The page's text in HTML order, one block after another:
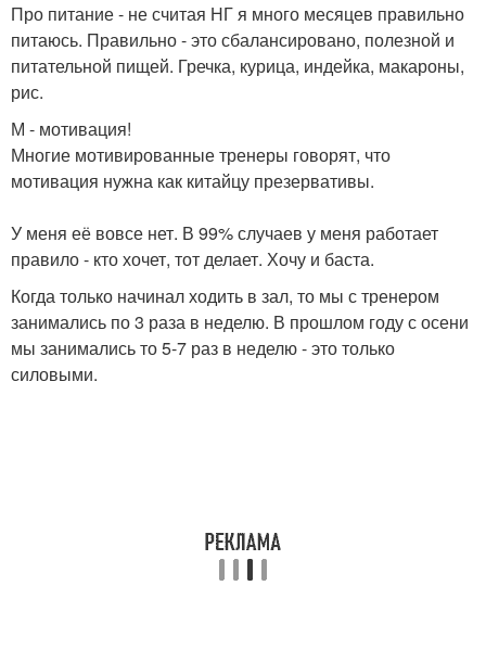
Про питание - не считая НГ я много месяцев правильно
питаюсь. Правильно - это сбалансировано, полезной и
питательной пищей. Гречка, курица, индейка, макароны,
рис.
М - мотивация!
Многие мотивированные тренеры говорят, что
мотивация нужна как китайцу презервативы.
У меня её вовсе нет. В 99% случаев у меня работает
правило - кто хочет, тот делает. Хочу и баста.
Когда только начинал ходить в зал, то мы с тренером
занимались по 3 раза в неделю. В прошлом году с осени
мы занимались то 5-7 раз в неделю - это только
силовыми.